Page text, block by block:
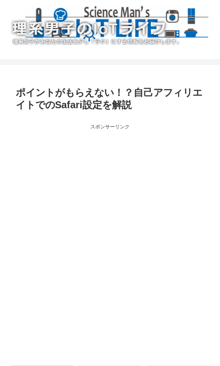
ポイントがもらえない！？自己アフィリエ
イトでのSafari設定を解説
スポンサーリンク